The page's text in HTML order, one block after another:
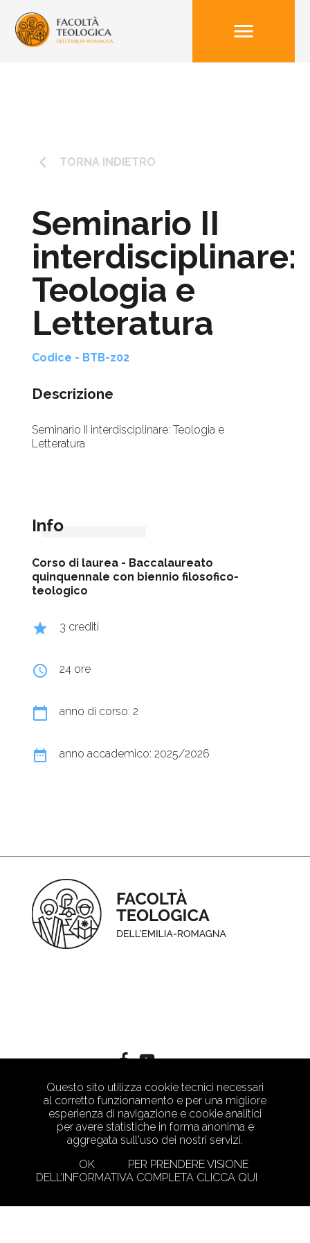
Questo sito utilizza cookie tecnici necessari
al corretto funzionamento e per una migliore
esperienza di navigazione e cookie analitici
per avere statistiche in forma anonima e
aggregata sull'uso dei nostri servizi.
OK
PER PRENDERE VISIONE
DELL’INFORMATIVA COMPLETA CLICCA QUI
menu
keyboard_arrow_left TORNA INDIETRO
Seminario II
interdisciplinare:
Teologia e
Letteratura
Codice - BTB-z02
Descrizione
Seminario II interdisciplinare: Teologia e
Letteratura
Info
Corso di laurea - Baccalaureato
quinquennale con biennio filosofico-
teologico
grade 3 crediti
query_builder 24 ore
calendar_today anno di corso: 2
date_range anno accademico: 2025/2026